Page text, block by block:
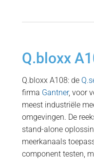
Q.bloxx
Q.bloxx A108: de
firma Gantner, voor
meest industriële
omgevingen. De
stand-alone
meerkanaals
component testen,